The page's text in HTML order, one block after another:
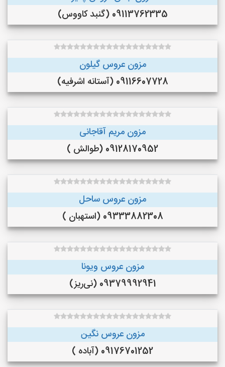
09113762335 (گنبد کاووس)
مزون عروس گیلون
09116607728 (آستانه اشرفیه)
مزون مریم آقاجانی
09128170952 (طوالش )
مزون عروس ساحل
09333882308 (استهبان )
مزون عروس ویونا
09379992941 (نی‌ریز)
مزون عروس نگین
09176701252 (آباده )